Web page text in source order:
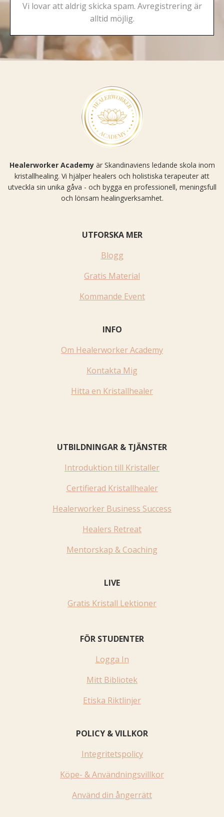
Vi lovar att aldrig skicka spam. Avregistrering är
alltid möjlig.
Healerworker Academyär Skandinaviens ledande skola inom
kristallhealing. Vi hjälper healers och holistiska terapeuter att
utveckla sin unika gåva - och bygga en professionell, meningsfull
och lönsam healingverksamhet.
UTFORSKA MER
Blogg
Gratis Material
Kommande Event
INFO
Om Healerworker Academy
Kontakta Mig
Hitta en Kristallhealer
UTBILDNINGAR & TJÄNSTER
Introduktion till Kristaller
Certifierad Kristallhealer
Healerworker Business Success
Healers Retreat
Mentorskap & Coaching
LIVE
Gratis Kristall Lektioner
FÖR STUDENTER
Logga In
Mitt Bibliotek
Etiska Riktlinjer
POLICY & VILLKOR
Integritetspolicy
Köpe- & Användningsvillkor
Använd din ångerrätt